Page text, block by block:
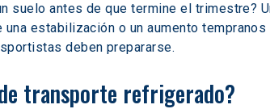
suelo antes de que termine el trimestre?
estabilización o un aumento
deben prepararse.
transporte refrigerado?